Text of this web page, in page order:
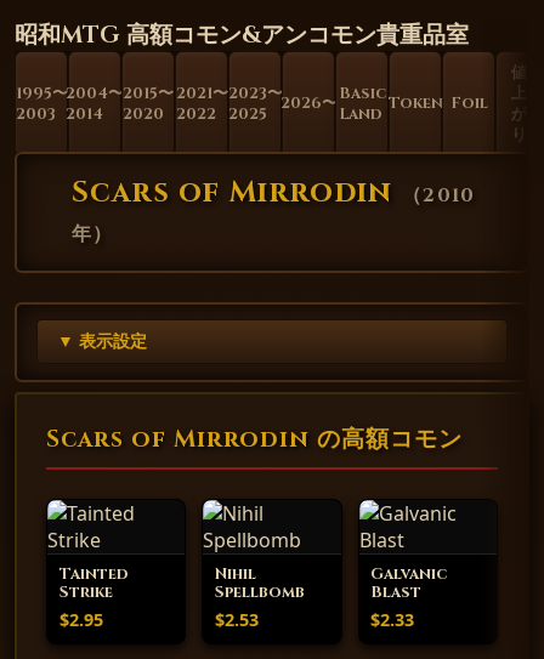
昭和MTG 高額コモン&アンコモン貴重品室
1995〜
2003
2004〜
2014
2015〜
2020
2021〜
2022
2023〜
2025
2026〜 Basic
Land Token Foil
値
上
が
り
Scars of Mirrodin （2010
年）
▼ 表示設定
Scars of Mirrodin の高額コモン
Tainted
Strike
$2.95
Nihil
Spellbomb
$2.53
Galvanic
Blast
$2.33